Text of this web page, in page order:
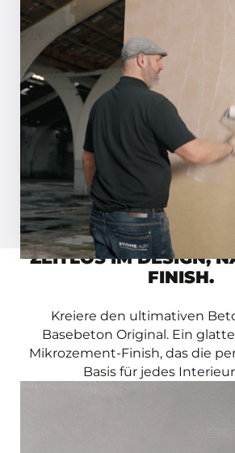
SCHRITT 01
Grundieren Sie die
Basebeton Primer. Haben Sie
saugfähigen Untergrund?
verdünnen Sie die
Wasser.
Inspirationsmagazin anfordern
Video ansehen
ZEITLOS IM DESIGN,
FINISH.
Kreiere den ultimativen
Basebeton Original. Ein
Mikrozement-Finish, das die
Basis für jedes